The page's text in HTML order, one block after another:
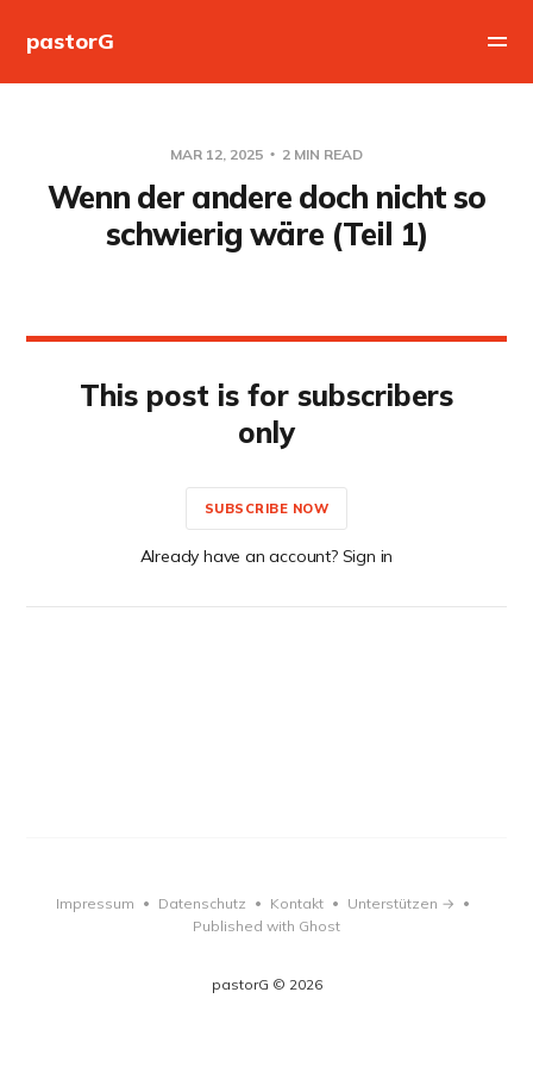
pastorG
MAR 12, 2025 2 MIN READ
Wenn der andere doch nicht so
schwierig wäre (Teil 1)
This post is for subscribers
only
SUBSCRIBE NOW
Already have an account? Sign in
pastorG © 2026
Impressum • Datenschutz • Kontakt • Unterstützen → •
Published with Ghost